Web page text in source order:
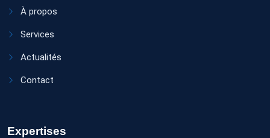
À propos
Services
Actualités
Contact
Expertises